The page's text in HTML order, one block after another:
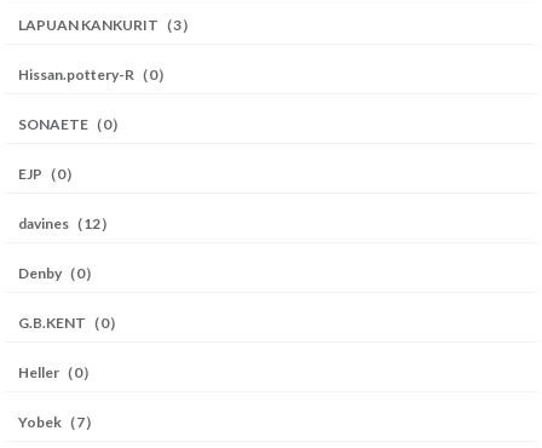
LAPUAN KANKURIT（3）
Hissan.pottery-R（0）
SONAETE（0）
EJP（0）
davines（12）
Denby（0）
G.B.KENT（0）
Heller（0）
Yobek（7）